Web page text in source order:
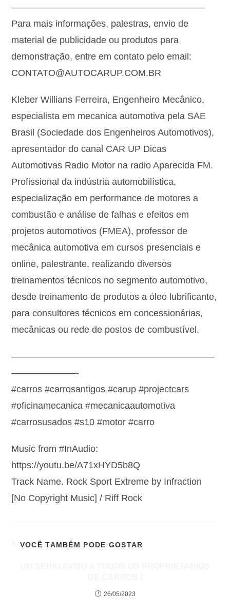
—————————————————————
Para mais informações, palestras, envio de
material de publicidade ou produtos para
demonstração, entre em contato pelo email:
CONTATO@AUTOCARUP.COM.BR
Kleber Willians Ferreira, Engenheiro Mecânico,
especialista em mecanica automotiva pela SAE
Brasil (Sociedade dos Engenheiros Automotivos),
apresentador do canal CAR UP Dicas
Automotivas Radio Motor na radio Aparecida FM.
Profissional da indústria automobilística,
especialização em performance de motores a
combustão e análise de falhas e efeitos em
projetos automotivos (FMEA), professor de
mecânica automotiva em cursos presenciais e
online, palestrante, realizando diversos
treinamentos técnicos no segmento automotivo,
desde treinamento de produtos a óleo lubrificante,
para consultores técnicos em concessionárias,
mecânicas ou rede de postos de combustível.
——————————————————————
———————-
#carros #carrosantigos #carup #projectcars
#oficinamecanica #mecanicaautomotiva
#carrosusados #s10 #motor #carro
Music from #InAudio:
https://youtu.be/A71xHYD5b8Q
Track Name. Rock Sport Extreme by Infraction
[No Copyright Music] / Riff Rock
VOCÊ TAMBÉM PODE GOSTAR
26/05/2023